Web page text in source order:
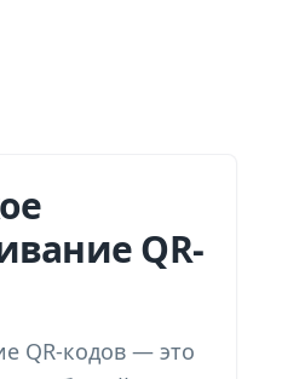
QR-
QR-кодов — это